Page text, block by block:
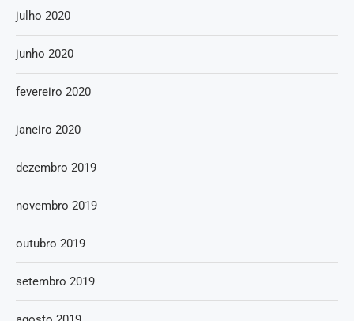
julho 2020
junho 2020
fevereiro 2020
janeiro 2020
dezembro 2019
novembro 2019
outubro 2019
setembro 2019